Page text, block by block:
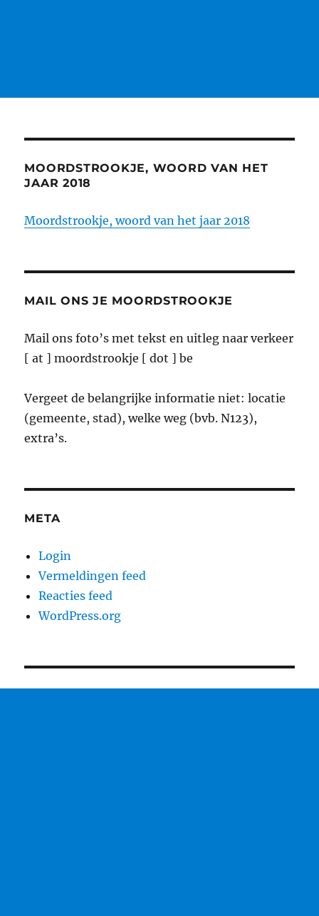
MOORDSTROOKJE, WOORD VAN HET
JAAR 2018
Moordstrookje, woord van het jaar 2018
MAIL ONS JE MOORDSTROOKJE
Mail ons foto’s met tekst en uitleg naar verkeer
[ at ] moordstrookje [ dot ] be
Vergeet de belangrijke informatie niet: locatie
(gemeente, stad), welke weg (bvb. N123),
extra’s.
META
Login
Vermeldingen feed
Reacties feed
WordPress.org